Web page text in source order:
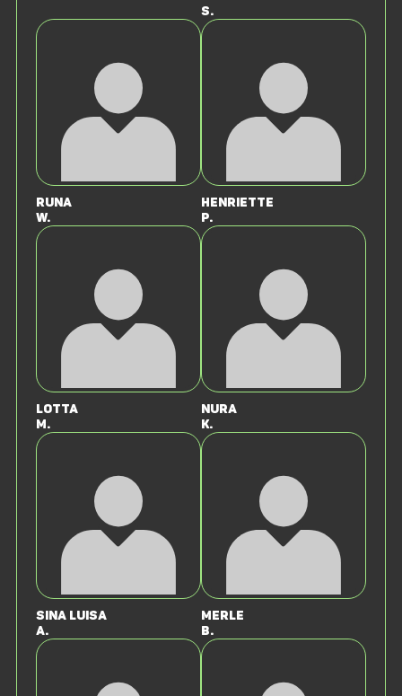
S.
Runa
W.
Henriette
P.
Lotta
M.
Nura
K.
Sina Luisa
A.
Merle
B.